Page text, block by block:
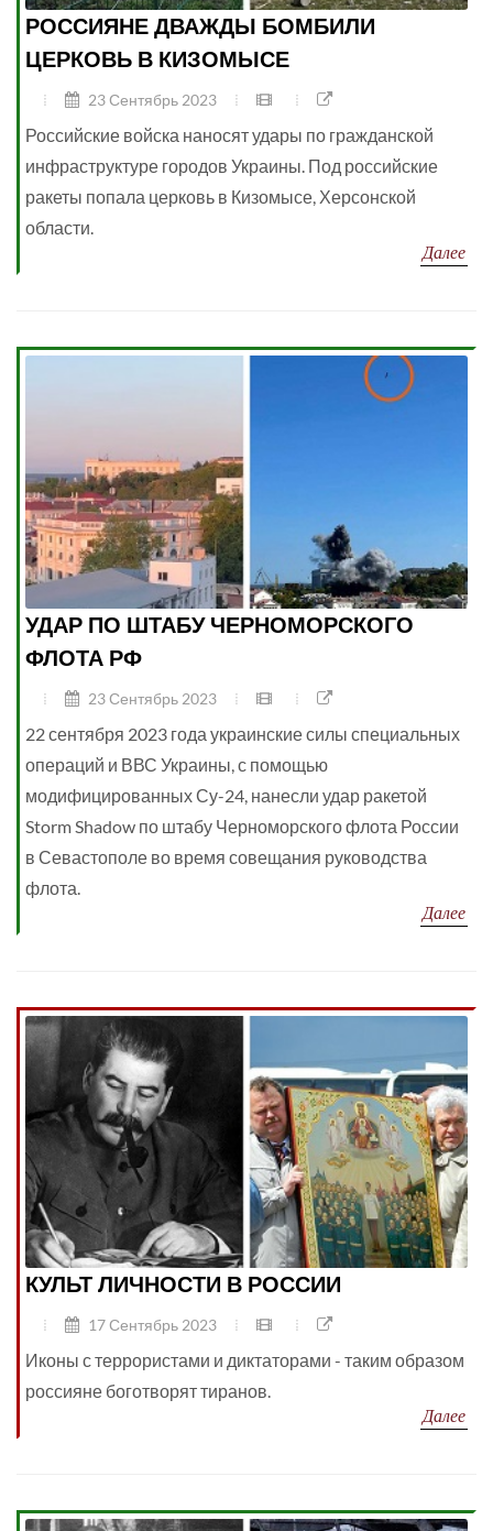
РОССИЯНЕ ДВАЖДЫ БОМБИЛИ
ЦЕРКОВЬ В КИЗОМЫСЕ
23 Сентябрь 2023
Российские войска наносят удары по гражданской
инфраструктуре городов Украины. Под российские
ракеты попала церковь в Кизомысе, Херсонской
области.
Далее
УДАР ПО ШТАБУ ЧЕРНОМОРСКОГО
ФЛОТА РФ
23 Сентябрь 2023
22 сентября 2023 года украинские силы специальных
операций и ВВС Украины, с помощью
модифицированных Су-24, нанесли удар ракетой
Storm Shadow по штабу Черноморского флота России
в Севастополе во время совещания руководства
флота.
Далее
КУЛЬТ ЛИЧНОСТИ В РОССИИ
17 Сентябрь 2023
Иконы с террористами и диктаторами - таким образом
россияне боготворят тиранов.
Далее